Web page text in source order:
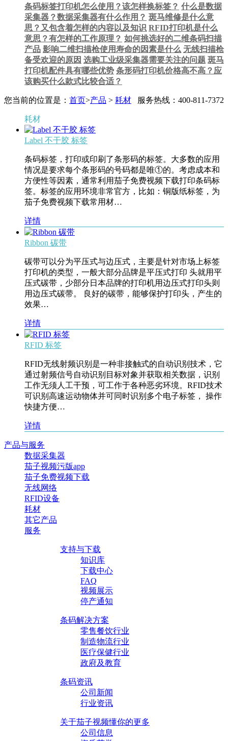
条码标签打印机怎么使用？该怎样换标签？ 什么是数据
采集器？数据采集器有什么作用？ 斑马维修是什么意
思？又包含着怎样的内容以及知识 RFID打印机是什么
意思？有怎样的工作原理？ 如何挑选好的二维条码扫描
产品 影响二维扫描枪使用寿命的因素是什么 无线扫描枪
备受欢迎的原因 选购工业级采集器需要关注的问题 斑马
打印机配件具有哪些优势 条形码打印机价格高不高？应
该购买什么款式比较合适？
您当前的位置是： 首页>产品 > 耗材 服务热线：400-811-7372
耗材
Label 不干胶 标签
条码标签，打印或印刷了条形码的标签。大多数的应用
情况是要求每个条形码的号码都是唯①的。考虑成本和
方便性等因素，通常利用茄子免费视频下载打印条码标
签。标签的应用环境非常官方，比如：铜版纸标签，为
茄子免费视频下载常用材…
详情
Ribbon 碳带
碳带可以分为平压式与边压式，主要是针对市场上标签
打印机的类型，一般大部分品牌是平压式打印 头就用平
压式碳带，少部分日本品牌的打印机用边压式打印头则
用边压式碳带。 良好的碳带，能够保护打印头，产生的
效果…
详情
RFID 标签
RFID无线射频识别是一种非接触式的自动识别技术，它
通过射频信号自动识别目标对象并获取相关数据，识别
工作无须人工干预，可工作于各种恶劣环境。RFID技术
可识别高速运动物体并可同时识别多个电子标签， 操作
快捷方便…
详情
产品与服务
数据采集器
茄子视频污版app
茄子免费视频下载
无线网络
RFID设备
耗材
其它产品
服务
支持与下载
知识库
下载中心
FAQ
视频展示
停产通知
条码解决方案
零售餐饮行业
制造物流行业
医疗保健行业
政府及教育
条码资讯
公司新闻
行业资讯
关于茄子视频懂你的更多
公司信息